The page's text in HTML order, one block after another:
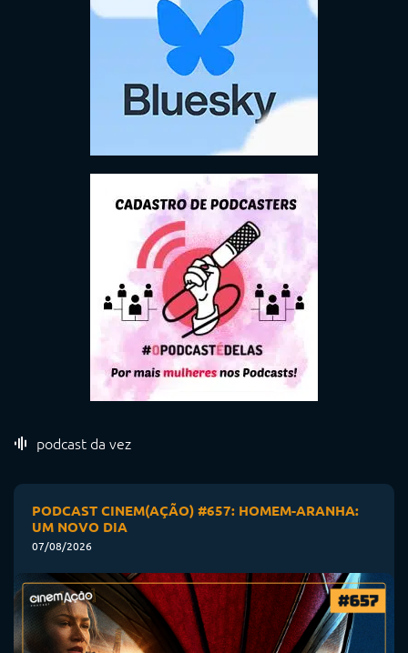
podcast da vez
PODCAST CINEM(AÇÃO) #657: HOMEM-ARANHA:
UM NOVO DIA
07/08/2026